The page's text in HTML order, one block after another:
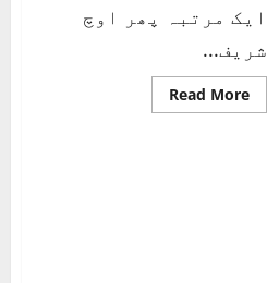
ایک مرتبہ پھر اوچ
شریف...
Read More
more